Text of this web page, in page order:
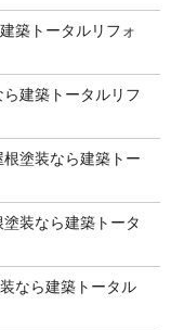
築トータルリフォ
建築トータルリフ
塗装なら建築トー
装なら建築トータ
なら建築トータル